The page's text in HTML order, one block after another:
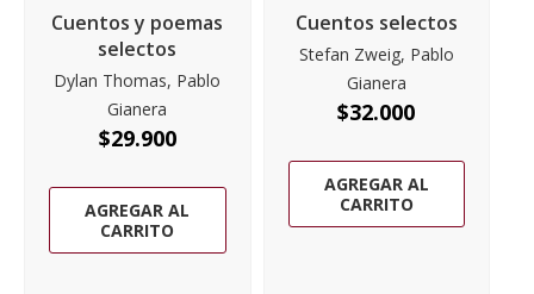
Cuentos y poemas
selectos
Dylan Thomas, Pablo
Gianera
$29.900
AGREGAR AL
CARRITO
Cuentos selectos
Stefan Zweig, Pablo
Gianera
$32.000
AGREGAR AL
CARRITO